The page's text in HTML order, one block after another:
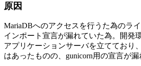
原因
MariaDBへのアクセスを行うた為のラ
インポート宣言が漏れていた為。開発
アプリケーションサーバを立てており
はあったものの、gunicorn用の宣言が漏